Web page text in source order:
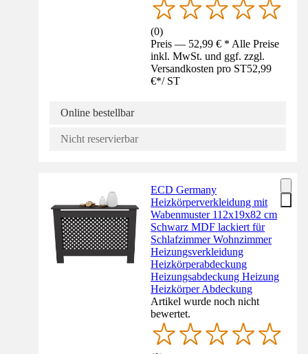
(0)
Preis — 52,99 € * Alle Preise
inkl. MwSt. und ggf. zzgl.
Versandkosten pro ST52,99
€*/ ST
Online bestellbar
Nicht reservierbar
ECD Germany
Heizkörperverkleidung mit
Wabenmuster 112x19x82 cm
Schwarz MDF lackiert für
Schlafzimmer Wohnzimmer
Heizungsverkleidung
Heizkörperabdeckung
Heizungsabdeckung Heizung
Heizkörper Abdeckung
Artikel wurde noch nicht
bewertet.